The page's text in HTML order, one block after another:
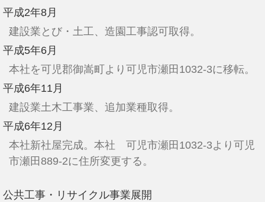
平成2年8月
建設業とび・土工、造園工事認可取得。
平成5年6月
本社を可児郡御嵩町より可児市瀬田1032-3に移転。
平成6年11月
建設業土木工事業、追加業種取得。
平成6年12月
本社新社屋完成。本社 可児市瀬田1032-3より可児
市瀬田889-2に住所変更する。
公共工事・リサイクル事業展開